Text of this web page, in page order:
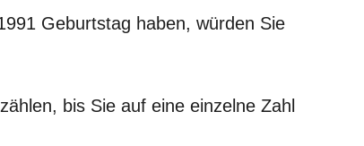
Geburtstag haben, würden Sie
bis Sie auf eine einzelne Zahl